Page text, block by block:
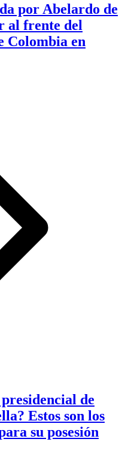
por Abelardo de
al frente del
Colombia en
de
Estos son los
su posesión